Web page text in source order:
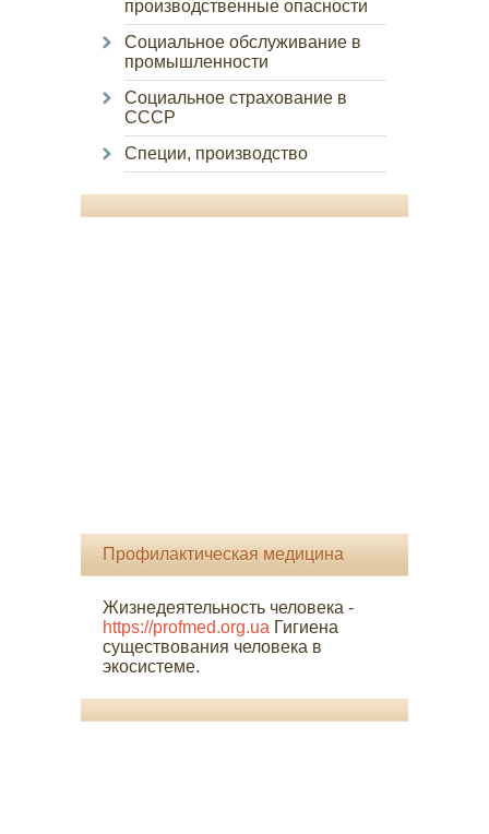
производственные опасности
Социальное обслуживание в
промышленности
Социальное страхование в
СССР
Специи, производство
Профилактическая медицина
Жизнедеятельность человека -
https://profmed.org.ua Гигиена
существования человека в
экосистеме.